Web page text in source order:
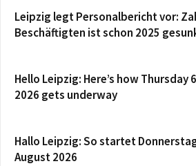
Leipzig legt Personalbericht vor:
Beschäftigten ist schon 2025
Hello Leipzig: Here’s how Thursday
2026 gets underway
Hallo Leipzig: So startet
August 2026